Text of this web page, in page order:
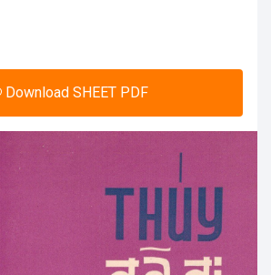
Download SHEET PDF